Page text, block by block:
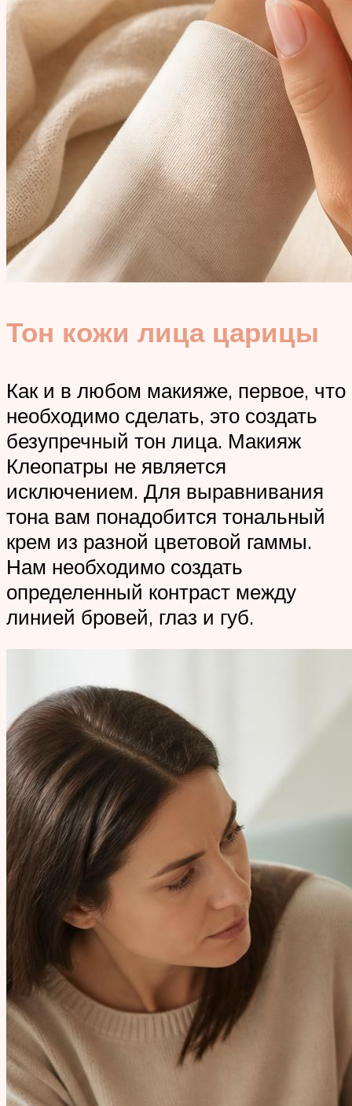
Тон кожи лица царицы
Как и в любом макияже, первое, что
необходимо сделать, это создать
безупречный тон лица. Макияж
Клеопатры не является
исключением. Для выравнивания
тона вам понадобится тональный
крем из разной цветовой гаммы.
Нам необходимо создать
определенный контраст между
линией бровей, глаз и губ.